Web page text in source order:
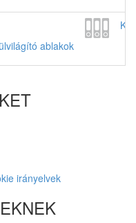
ablakok
irányelvek